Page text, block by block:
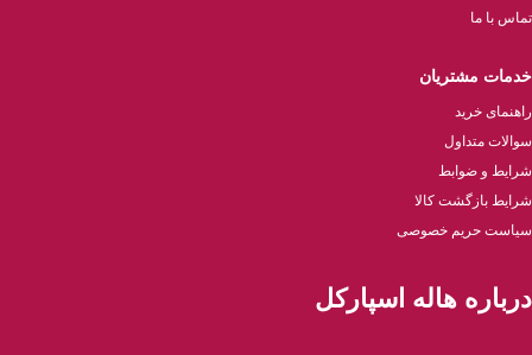
تماس با ما
خدمات مشتریان
راهنمای خرید
سوالات متداول
شرایط و ضوابط
شرایط بازگشت کالا
سیاست حریم خصوصی
درباره هاله اسپارکل